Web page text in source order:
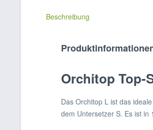
Beschreibung
Orchitop Top-
Das Orchitop L ist das
dem Untersetzer S. Es ist